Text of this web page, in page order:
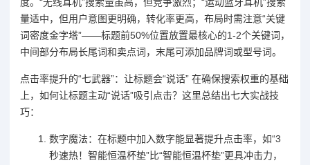
量适中，但用户意图更明确，转化率更高，布局时需注意“关键
词密度金字塔”——标题前50%位置放置最核心的1-2个关键词，
中间部分布局长尾词和卖点词，末尾可添加品牌词或型号词。
点击率提升的“七武器”：让标题会“说话” 在确保搜索权重的基础
上，如何让标题主动“说话”吸引点击？这里总结出七大实战技
巧：
数字魔法：在标题中加入数字能显著提升点击率，如“3
秒速热！智能恒温杯垫”比“智能恒温杯垫”更具冲击力，